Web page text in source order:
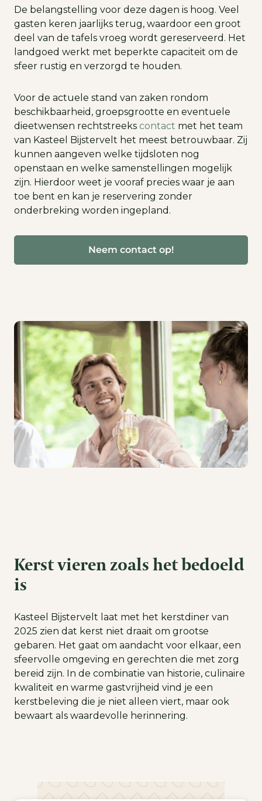
De belangstelling voor deze dagen is hoog. Veel
gasten keren jaarlijks terug, waardoor een groot
deel van de tafels vroeg wordt gereserveerd. Het
landgoed werkt met beperkte capaciteit om de
sfeer rustig en verzorgd te houden.
Voor de actuele stand van zaken rondom
beschikbaarheid, groepsgrootte en eventuele
dieetwensen rechtstreeks contact met het team
van Kasteel Bijstervelt het meest betrouwbaar. Zij
kunnen aangeven welke tijdsloten nog
openstaan en welke samenstellingen mogelijk
zijn. Hierdoor weet je vooraf precies waar je aan
toe bent en kan je reservering zonder
onderbreking worden ingepland.
Neem contact op!
Kerst vieren zoals het bedoeld
is
Kasteel Bijstervelt laat met het kerstdiner van
2025 zien dat kerst niet draait om grootse
gebaren. Het gaat om aandacht voor elkaar, een
sfeervolle omgeving en gerechten die met zorg
bereid zijn. In de combinatie van historie, culinaire
kwaliteit en warme gastvrijheid vind je een
kerstbeleving die je niet alleen viert, maar ook
bewaart als waardevolle herinnering.